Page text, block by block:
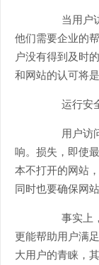
当用户
他们需要企业的
户没有得到及时
和网站的认可将
运行安
用户访
响。损失，即使
本不打开的网站
同时也要确保网
事实上
更能帮助用户满
大用户的青睐，